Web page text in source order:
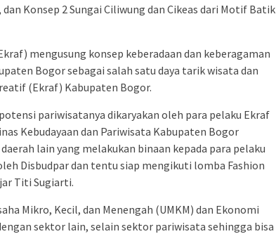
Konsep 2 Sungai Ciliwung dan Cikeas dari Motif Batik
mengusung konsep keberadaan dan keberagaman
Bogor sebagai salah satu daya tarik wisata dan
(Ekraf) Kabupaten Bogor.
pariwisatanya dikaryakan oleh para pelaku Ekraf
Kebudayaan dan Pariwisata Kabupaten Bogor
lain yang melakukan binaan kepada para pelaku
Disbudpar dan tentu siap mengikuti lomba Fashion
Titi Sugiarti.
Mikro, Kecil, dan Menengah (UMKM) dan Ekonomi
sektor lain, selain sektor pariwisata sehingga bisa